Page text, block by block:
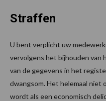
Straffen
U bent verplicht uw
vervolgens het bijhouden van
van de gegevens in het
dwangsom. Het helemaal
wordt als een economisch